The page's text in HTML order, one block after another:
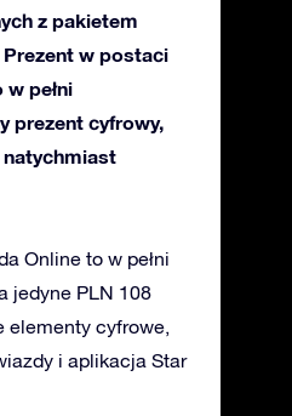
z pakietem
w postaci
pełni
prezent cyfrowy,
Online to w pełni
jedyne PLN 108
elementy cyfrowe,
i aplikacja Star